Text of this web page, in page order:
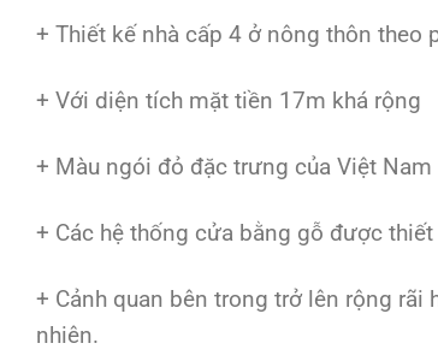
+ Thiết kế nhà cấp 4 ở nông thôn theo
+ Với diện tích mặt tiền 17m khá rộng
+ Màu ngói đỏ đặc trưng của Việt
+ Các hệ thống cửa bằng gỗ được
+ Cảnh quan bên trong trở lên rộng
nhiên.